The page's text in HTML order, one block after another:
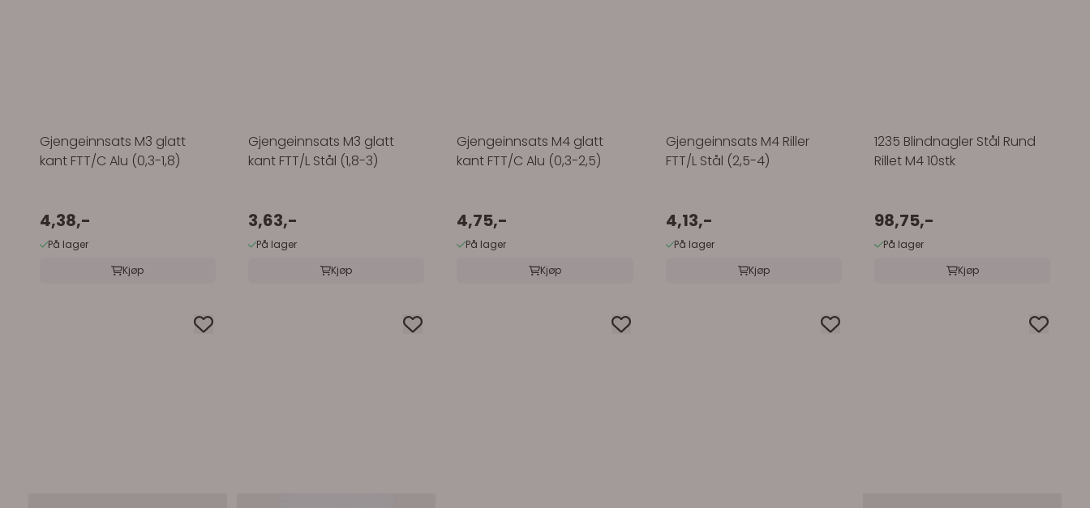
Gjengeinnsats M3 glatt
kant FTT/C Alu (0,3-1,8)
4,38,-
På lager
Kjøp
Gjengeinnsats M3 glatt
kant FTT/L Stål (1,8-3)
3,63,-
På lager
Kjøp
Gjengeinnsats M4 glatt
kant FTT/C Alu (0,3-2,5)
4,75,-
På lager
Kjøp
Gjengeinnsats M4 Riller
FTT/L Stål (2,5-4)
4,13,-
På lager
Kjøp
1235 Blindnagler Stål Rund
Rillet M4 10stk
98,75,-
På lager
Kjøp